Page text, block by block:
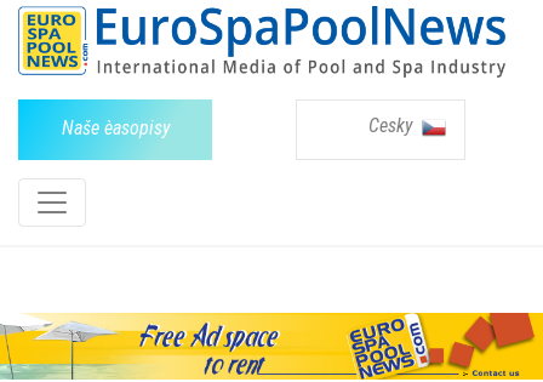
Naše èasopisy Cesky